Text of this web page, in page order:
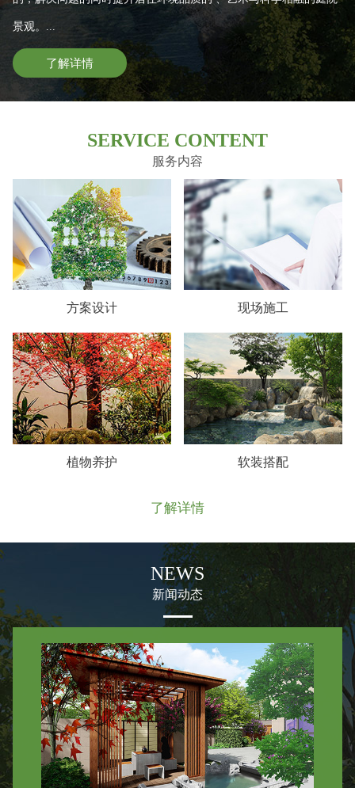
景观。...
了解详情
SERVICE CONTENT
服务内容
方案设计 现场施工
植物养护 软装搭配
了解详情
NEWS
新闻动态